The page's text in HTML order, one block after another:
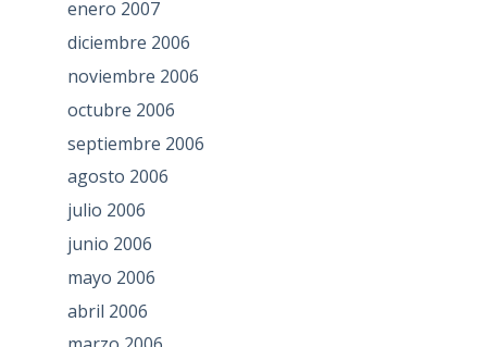
enero 2007
diciembre 2006
noviembre 2006
octubre 2006
septiembre 2006
agosto 2006
julio 2006
junio 2006
mayo 2006
abril 2006